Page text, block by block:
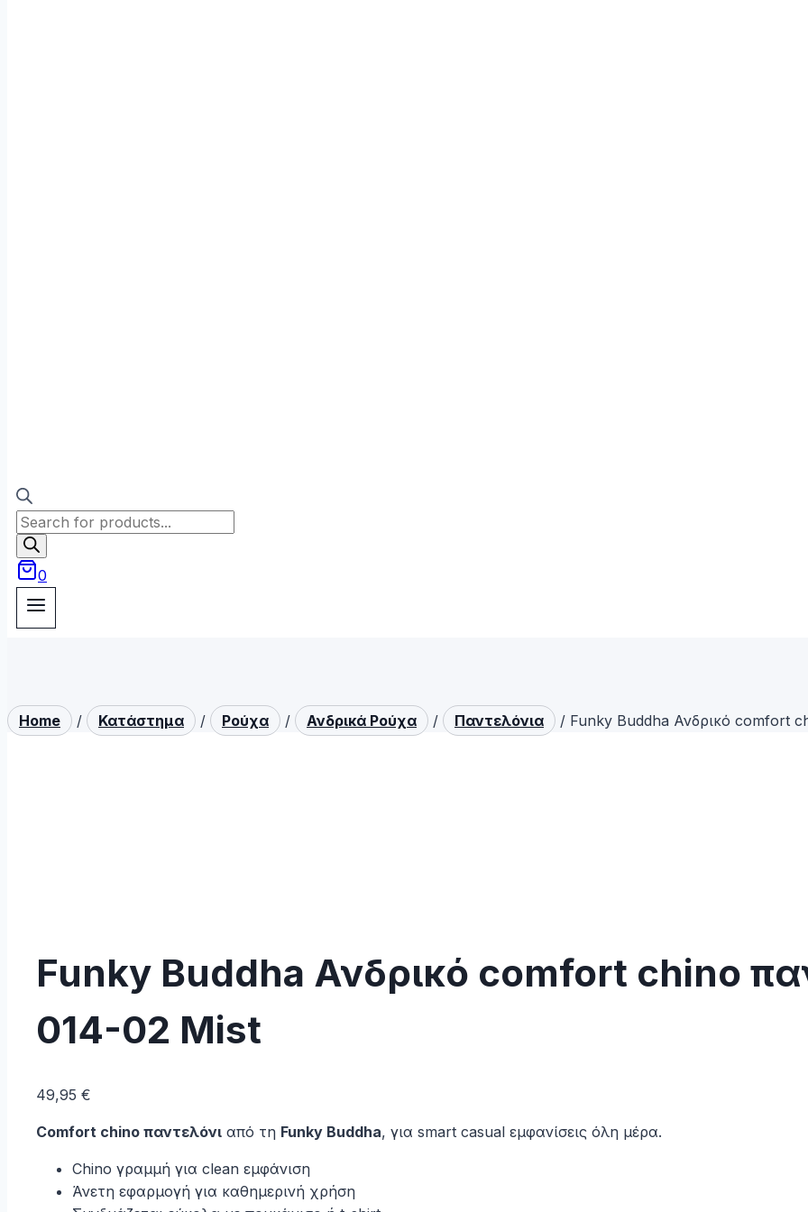
Products
search
0
Home / Κατάστημα / Ρούχα / Ανδρικά Ρούχα / Παντελόνια / Funky Buddha Ανδρικό comfort
Funky Buddha Ανδρικό comfort chino
014-02 Mist
49,95 €
Comfort chino παντελόνι από τη Funky Buddha, για smart casual εμφανίσεις όλη μέρα.
Chino γραμμή για clean εμφάνιση
Άνετη εφαρμογή για καθημερινή χρήση